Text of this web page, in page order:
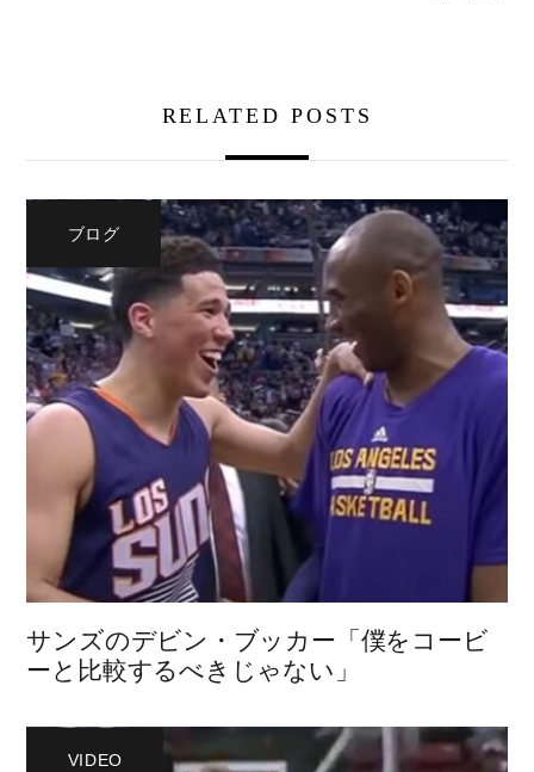
RELATED POSTS
ブログ
サンズのデビン・ブッカー「僕をコービ
ーと比較するべきじゃない」
VIDEO